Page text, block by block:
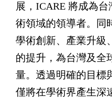
展，ICARE 將成為
術領域的領導者。同
學術創新、產業升級
的提升，為台灣及全
量。透過明確的目標
僅將在學術界產生深